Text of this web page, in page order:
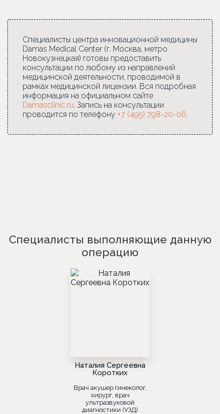
Специалисты центра инновационной медицины
Damas Medical Center (г. Москва, метро
Новокузнецкая) готовы предоставить
консультации по любому из направлений
медицинской деятельности, проводимой в
рамках медицинской лицензии. Вся подробная
информация на официальном сайте
Damasclinic.ru. Запись на консультации
проводится по телефону +7 (495) 798-20-06.
Специалисты выполняющие данную
операцию
Наталия Сергеевна
Коротких
Врач акушер гинеколог,
хирург, врач
ультразвуковой
диагностики (УЗД)